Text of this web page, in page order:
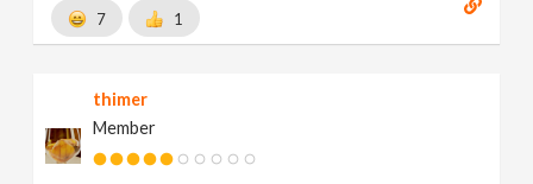
7 1
thimer
Member